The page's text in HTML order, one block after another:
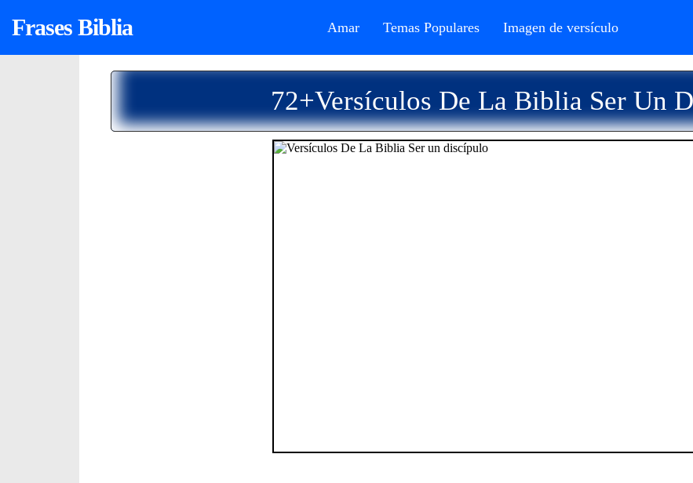
Frases Biblia Amar Temas Populares Imagen de versículo
72+Versículos De La Biblia Ser Un